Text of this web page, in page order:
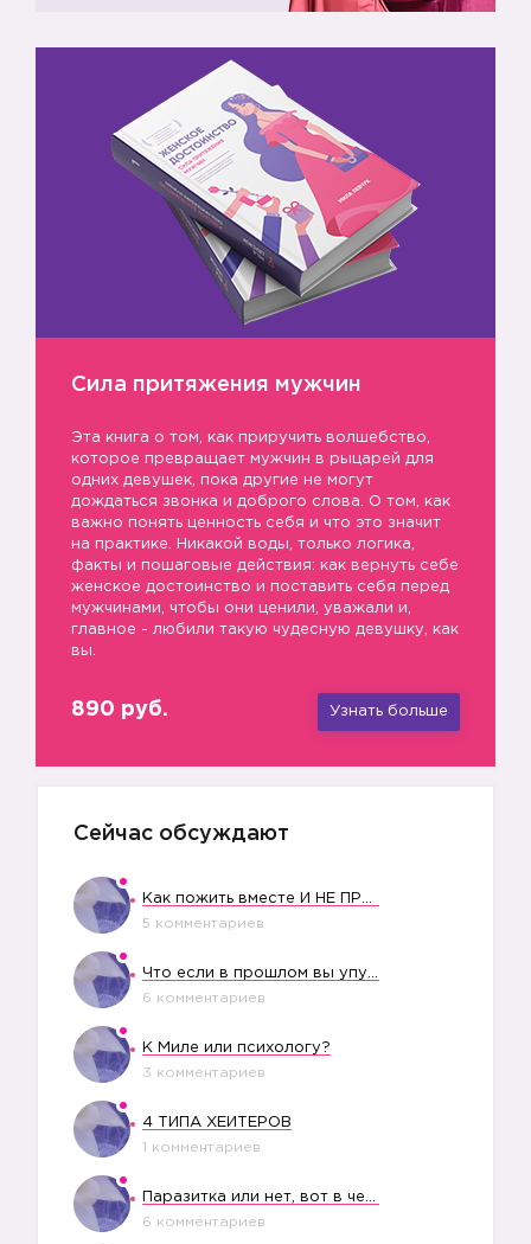
Сила притяжения мужчин
Эта книга о том, как приручить волшебство,
которое превращает мужчин в рыцарей для
одних девушек, пока другие не могут
дождаться звонка и доброго слова. О том, как
важно понять ценность себя и что это значит
на практике. Никакой воды, только логика,
факты и пошаговые действия: как вернуть себе
женское достоинство и поставить себя перед
мужчинами, чтобы они ценили, уважали и,
главное - любили такую чудесную девушку, как
вы.
890 руб. Узнать больше
Сейчас обсуждают
5 комментариев
6 комментариев
К Миле или психологу?
3 комментариев
4 ТИПА ХЕЙТЕРОВ
1 комментариев
6 комментариев